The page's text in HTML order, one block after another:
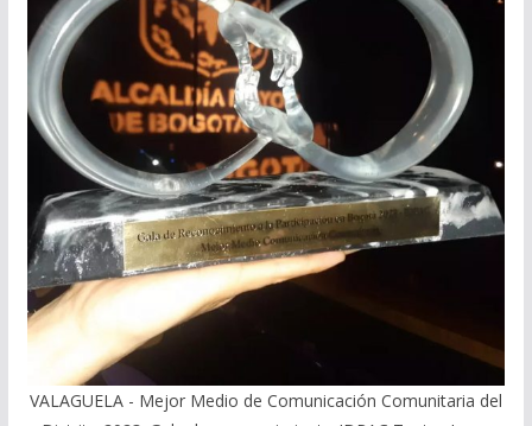
VALAGUELA - Mejor Medio de Comunicación Comunitaria del